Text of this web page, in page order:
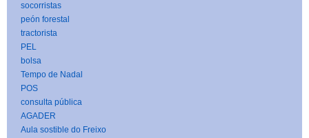
socorristas
peón forestal
tractorista
PEL
bolsa
Tempo de Nadal
POS
consulta pública
AGADER
Aula sostible do Freixo